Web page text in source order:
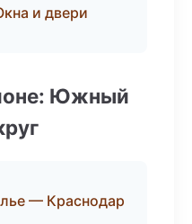
и двери
Южный
— Краснодар